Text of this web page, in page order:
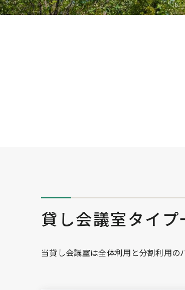
貸し会議室タイプ
当貸し会議室は全体利用と分割利用の